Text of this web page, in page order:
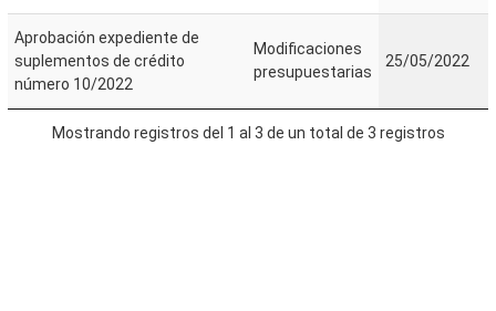
Aprobación expediente de
suplementos de crédito
número 10/2022
Modificaciones
presupuestarias
25/05/2022
Mostrando registros del 1 al 3 de un total de 3 registros